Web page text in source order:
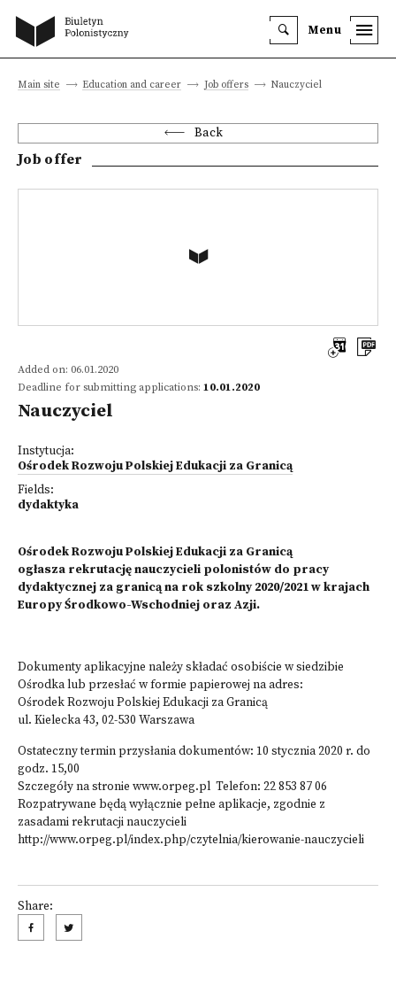
Menu
Main site Education and career Job offers Nauczyciel
Back
Job offer
Added on: 06.01.2020
Deadline for submitting applications: 10.01.2020
Nauczyciel
Instytucja:
Ośrodek Rozwoju Polskiej Edukacji za Granicą
Fields:
dydaktyka
Ośrodek Rozwoju Polskiej Edukacji za Granicą
ogłasza rekrutację nauczycieli polonistów do pracy
dydaktycznej za granicą na rok szkolny 2020/2021 w krajach
Europy Środkowo-Wschodniej oraz Azji.
Dokumenty aplikacyjne należy składać osobiście w siedzibie
Ośrodka lub przesłać w formie papierowej na adres:
Ośrodek Rozwoju Polskiej Edukacji za Granicą
ul. Kielecka 43, 02-530 Warszawa
Ostateczny termin przysłania dokumentów: 10 stycznia 2020 r. do
godz. 15,00
Szczegóły na stronie www.orpeg.pl Telefon: 22 853 87 06
Rozpatrywane będą wyłącznie pełne aplikacje, zgodnie z
zasadami rekrutacji nauczycieli
http://www.orpeg.pl/index.php/czytelnia/kierowanie-nauczycieli
Share: